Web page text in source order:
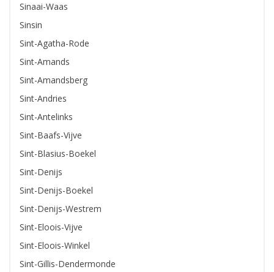
Sinaai-Waas
Sinsin
Sint-Agatha-Rode
Sint-Amands
Sint-Amandsberg
Sint-Andries
Sint-Antelinks
Sint-Baafs-Vijve
Sint-Blasius-Boekel
Sint-Denijs
Sint-Denijs-Boekel
Sint-Denijs-Westrem
Sint-Eloois-Vijve
Sint-Eloois-Winkel
Sint-Gillis-Dendermonde